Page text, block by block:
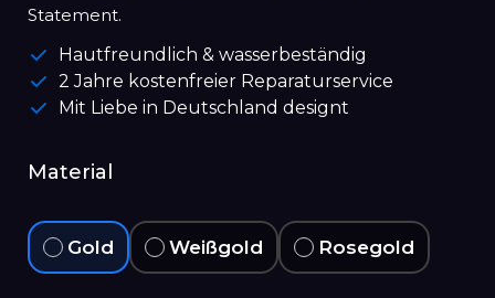
Statement.
Hautfreundlich & wasserbeständig
2 Jahre kostenfreier Reparaturservice
Mit Liebe in Deutschland designt
Material
Gold Weißgold Rosegold